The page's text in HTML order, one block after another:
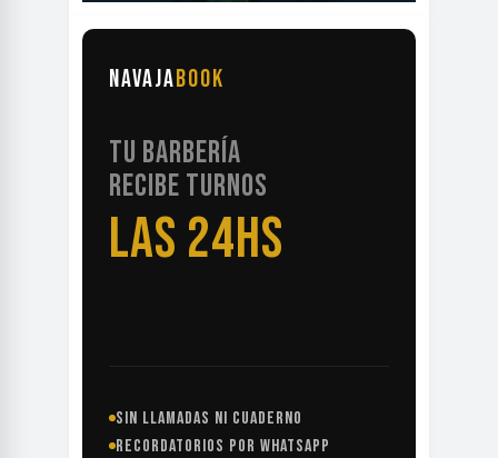
NAVAJABOOK
TU BARBERÍA
RECIBE TURNOS
LAS 24HS
SIN LLAMADAS NI CUADERNO
RECORDATORIOS POR WHATSAPP